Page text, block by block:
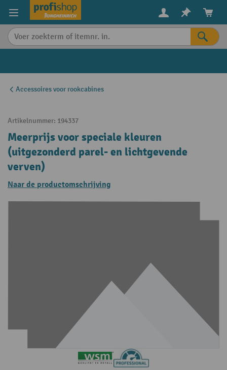
content
Accessoires voor rookcabines
Artikelnummer: 194337
Meerprijs voor speciale kleuren
(uitgezonderd parel- en lichtgevende
verven)
Naar de productomschrijving